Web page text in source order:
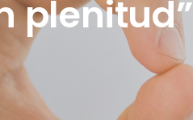
plenitud”